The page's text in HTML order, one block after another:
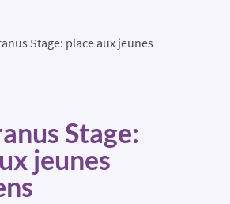
Stage: place aux jeunes
Stage:
jeunes